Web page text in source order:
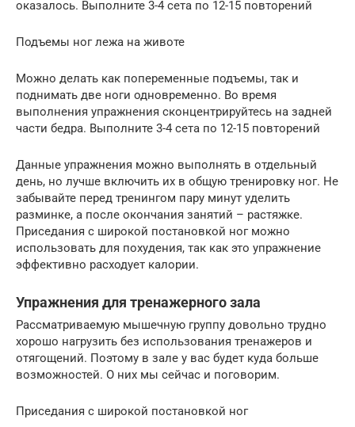
оказалось. Выполните 3-4 сета по 12-15 повторений
Подъемы ног лежа на животе
Можно делать как попеременные подъемы, так и
поднимать две ноги одновременно. Во время
выполнения упражнения сконцентрируйтесь на задней
части бедра. Выполните 3-4 сета по 12-15 повторений
Данные упражнения можно выполнять в отдельный
день, но лучше включить их в общую тренировку ног. Не
забывайте перед тренингом пару минут уделить
разминке, а после окончания занятий – растяжке.
Приседания с широкой постановкой ног можно
использовать для похудения, так как это упражнение
эффективно расходует калории.
Упражнения для тренажерного зала
Рассматриваемую мышечную группу довольно трудно
хорошо нагрузить без использования тренажеров и
отягощений. Поэтому в зале у вас будет куда больше
возможностей. О них мы сейчас и поговорим.
Приседания с широкой постановкой ног